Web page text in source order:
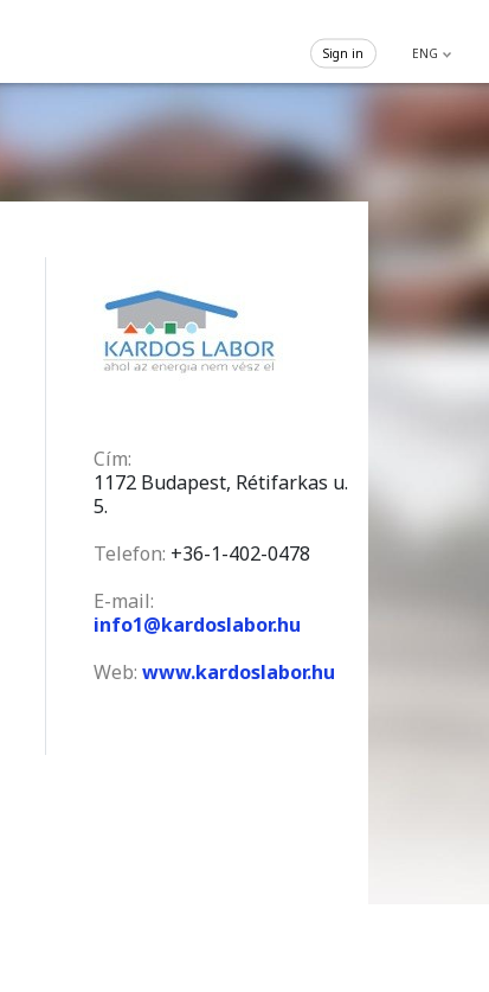
ENG
Sign in
Cím:
1172 Budapest, Rétifarkas u.
5.
Telefon: +36-1-402-0478
E-mail:
info1@kardoslabor.hu
Web: www.kardoslabor.hu